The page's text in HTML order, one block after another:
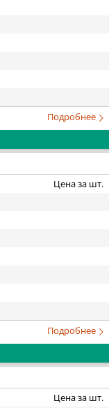
Подробнее
Цена за шт.
Подробнее
Цена за шт.